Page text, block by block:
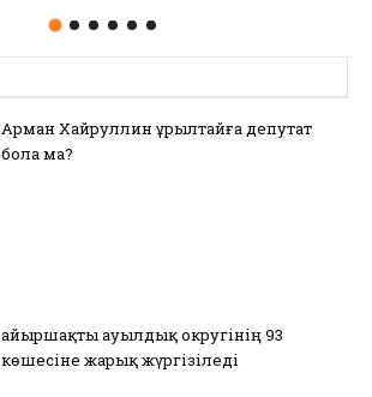
Арман Хайруллин Құрылтайға депутат
бола ма?
Қайыршақты ауылдық округінің 93
көшесіне жарық жүргізіледі